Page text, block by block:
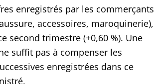
enregistrés par les commerçants
accessoires, maroquinerie),
second trimestre (+0,60 %). Une
suffit pas à compenser les
enregistrées dans ce